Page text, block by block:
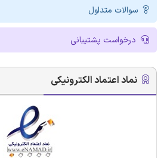
سوالات متداول
درخواست پشتیبانی
نماد اعتماد الکترونیکی